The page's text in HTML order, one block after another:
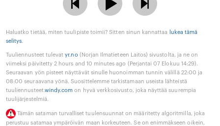
Haluatko tietää, miten tuulipiste toimii? Sitten sinun kannattaa
lukea tämä
selitys.
Tuuliennusteet tulevatyr.no (Norjan Ilmatieteen Laitos) sivustolta, ja ne on
viimeksi päivitetty 2 hours and 10 minutes ago (Perjantai 07 Elokuu 14:29).
Seuraavan yön pisteet näyttävät sinulle huonoimman tunnin välillä 22:00 ja
08:00 seuraavana yönä. Suosittelemme tarkistamaan useista lähteistä
tuuliennusteet.windy.com on hyvä verkkosivusto, joka näyttää suurempia
tuulijärjestelmiä.
Tämän sataman turvalliset tuulensuunnat on määritetty algoritmilla, joka
perustuu satamaa ympäröivän maan korkeuteen. Se on enimmäkseen oikein,